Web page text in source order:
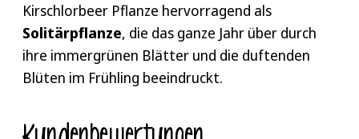
Sofort großzügig gießen – dies fördert die
Anpassung an den neuen Standort und hilft,
den Boden um die Pflanze zu setzen.
Mulchen Sie den Boden um den Otto
speichern und Unkrautwachstum zu
Tipp 7: Auch im Winter das Wässern nicht
vergessen
Im Winter ist Bewässerung bei frostfreiem
dieser Jahreszeit Wasser benötigt. Dies ist
Kirschlorbeer Pflanze hervorragend als
Solitärpflanze, die das ganze Jahr über durch
ihre immergrünen Blätter und die duftenden
Blüten im Frühling beeindruckt.